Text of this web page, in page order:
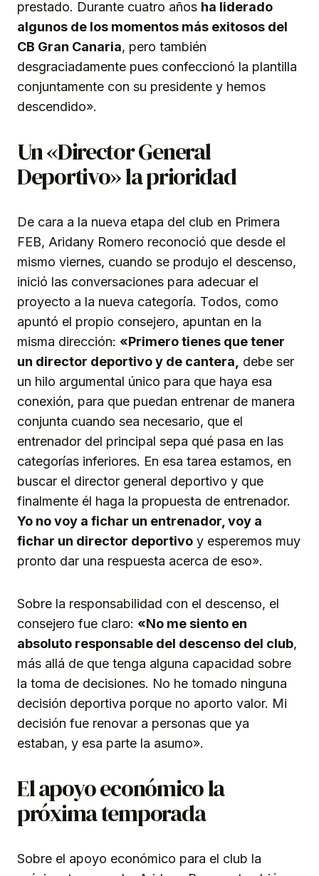
prestado. Durante cuatro años ha liderado
algunos de los momentos más exitosos del
CB Gran Canaria, pero también
desgraciadamente pues confeccionó la plantilla
conjuntamente con su presidente y hemos
descendido».
Un «Director General
Deportivo» la prioridad
De cara a la nueva etapa del club en Primera
FEB, Aridany Romero reconoció que desde el
mismo viernes, cuando se produjo el descenso,
inició las conversaciones para adecuar el
proyecto a la nueva categoría. Todos, como
apuntó el propio consejero, apuntan en la
misma dirección: «Primero tienes que tener
un director deportivo y de cantera,
debe ser
un hilo argumental único para que haya esa
conexión, para que puedan entrenar de manera
conjunta cuando sea necesario, que el
entrenador del principal sepa qué pasa en las
categorías inferiores. En esa tarea estamos, en
buscar el director general deportivo y que
finalmente él haga la propuesta de entrenador.
Yo no voy a fichar un entrenador, voy a
fichar un director deportivo y esperemos muy
pronto dar una respuesta acerca de eso».
Sobre la responsabilidad con el descenso, el
consejero fue claro: «No me siento en
absoluto responsable del descenso del club,
más allá de que tenga alguna capacidad sobre
la toma de decisiones. No he tomado ninguna
decisión deportiva porque no aporto valor. Mi
decisión fue renovar a personas que ya
estaban, y esa parte la asumo».
El apoyo económico la
próxima temporada
Sobre el apoyo económico para el club la